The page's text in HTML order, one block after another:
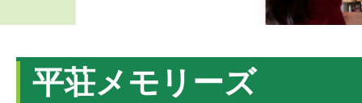
平荘メモリーズ